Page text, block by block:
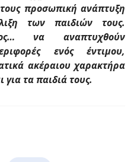
προσωπική ανάπτυξη
των παιδιών τους.
να αναπτυχθούν
ενός έντιμου,
ακέραιου χαρακτήρα
για τα παιδιά τους.